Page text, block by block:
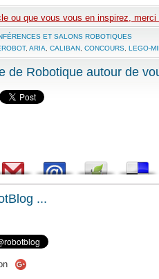
ou que vous vous en inspirez,
ET SALONS ROBOTIQUES
, ARIA CALIBAN CONCOURS LEGO-
de Robotique autour de
...